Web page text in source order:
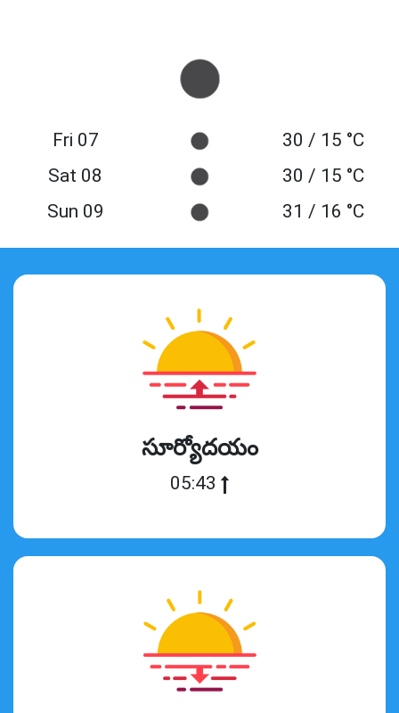
Fri 07
30 / 15 °C
Sat 08
30 / 15 °C
Sun 09
31 / 16 °C
సూర్యోదయం
05:43